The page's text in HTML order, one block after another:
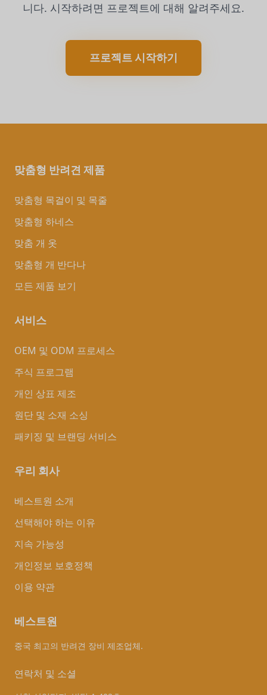
니다. 시작하려면 프로젝트에 대해 알려주세요.
프로젝트 시작하기
맞춤형 반려견 제품
맞춤형 목걸이 및 목줄
맞춤형 하네스
맞춤 개 옷
맞춤형 개 반다나
모든 제품 보기
서비스
OEM 및 ODM 프로세스
주식 프로그램
개인 상표 제조
원단 및 소재 소싱
패키징 및 브랜딩 서비스
우리 회사
베스트원 소개
선택해야 하는 이유
지속 가능성
개인정보 보호정책
이용 약관
베스트원
중국 최고의 반려견 장비 제조업체.
연락처 및 소셜